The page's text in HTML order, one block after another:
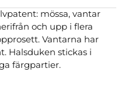
mössa, vantar
och upp i flera
Vantarna har
Halsduken stickas i
färgpartier.